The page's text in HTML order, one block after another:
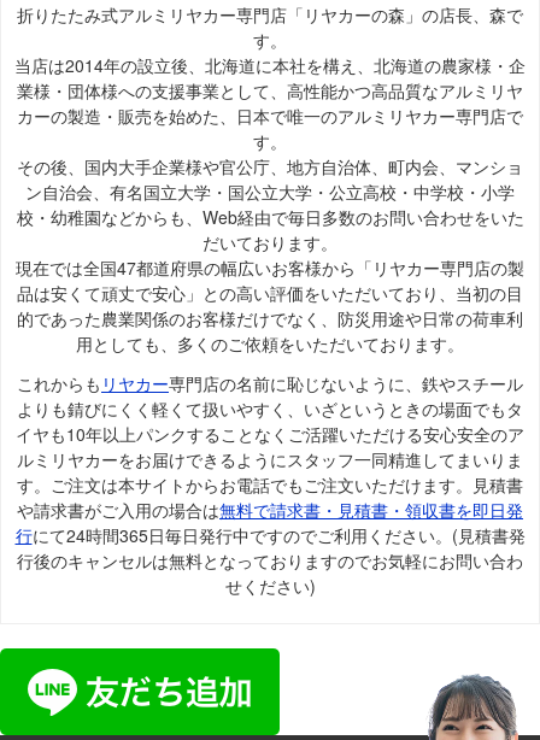
折りたたみ式アルミリヤカー専門店「リヤカーの森」の店長、森で
す。
当店は2014年の設立後、北海道に本社を構え、北海道の農家様・企
業様・団体様への支援事業として、高性能かつ高品質なアルミリヤ
カーの製造・販売を始めた、日本で唯一のアルミリヤカー専門店で
す。
その後、国内大手企業様や官公庁、地方自治体、町内会、マンショ
ン自治会、有名国立大学・国公立大学・公立高校・中学校・小学
校・幼稚園などからも、Web経由で毎日多数のお問い合わせをいた
だいております。
現在では全国47都道府県の幅広いお客様から「リヤカー専門店の製
品は安くて頑丈で安心」との高い評価をいただいており、当初の目
的であった農業関係のお客様だけでなく、防災用途や日常の荷車利
用としても、多くのご依頼をいただいております。
これからも リヤカー専門店の名前に恥じないように、鉄やスチール
よりも錆びにくく軽くて扱いやすく、いざというときの場面でもタ
イヤも10年以上パンクすることなくご活躍いただける安心安全のア
ルミリヤカーをお届けできるようにスタッフ一同精進してまいりま
す。ご注文は本サイトからお電話でもご注文いただけます。見積書
や請求書がご入用の場合は無料で請求書・見積書・領収書を即日発
行にて24時間365日毎日発行中ですのでご利用ください。(見積書発
行後のキャンセルは無料となっておりますのでお気軽にお問い合わ
せください)